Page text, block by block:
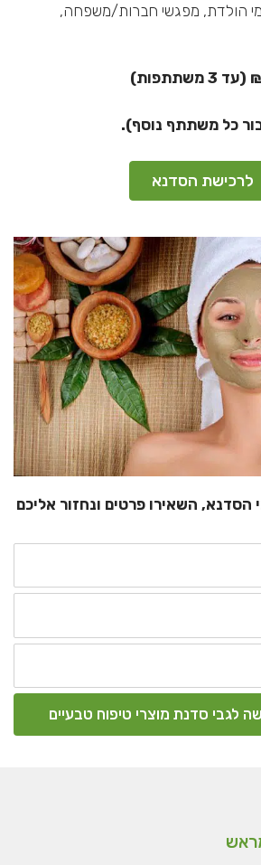
הולדת, מפגשי חברות/משפחה,
לרכישת הסדנא
הסדנא, השאירו פרטים ונחזור אליכם
לגבי סדנת מוצרי טיפוח טבעיים